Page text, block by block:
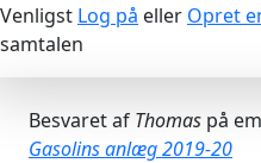
Venligst Log på eller Opret
samtalen
Besvaret af Thomas på
Gasolins anlæg 2019-20